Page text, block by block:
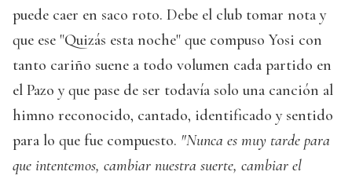
puede caer en saco roto. Debe el club tomar nota y
que ese "Quizás esta noche" que compuso Yosi con
tanto cariño suene a todo volumen cada partido en
el Pazo y que pase de ser todavía solo una canción al
himno reconocido, cantado, identificado y sentido
para lo que fue compuesto. "Nunca es muy tarde para
que intentemos, cambiar nuestra suerte, cambiar el